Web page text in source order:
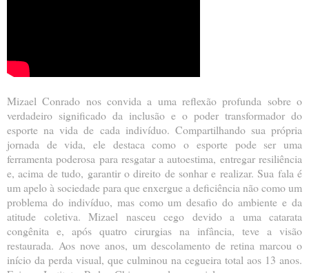
Mizael Conrado nos convida a uma reflexão profunda sobre o
verdadeiro significado da inclusão e o poder transformador do
esporte na vida de cada indivíduo. Compartilhando sua própria
jornada de vida, ele destaca como o esporte pode ser uma
ferramenta poderosa para resgatar a autoestima, entregar resiliência
e, acima de tudo, garantir o direito de sonhar e realizar. Sua fala é
um apelo à sociedade para que enxergue a deficiência não como um
problema do indivíduo, mas como um desafio do ambiente e da
atitude coletiva. Mizael nasceu cego devido a uma catarata
congênita e, após quatro cirurgias na infância, teve a visão
restaurada. Aos nove anos, um descolamento de retina marcou o
início da perda visual, que culminou na cegueira total aos 13 anos.